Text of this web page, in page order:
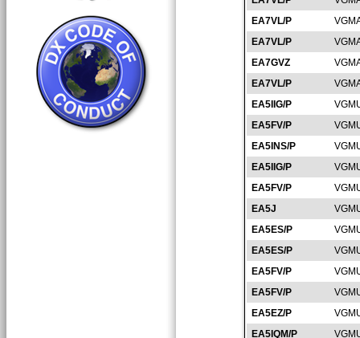
EA7VL/P
EA7VL/P
EA7GVZ
EA7VL/P
EA5IIG/P
EA5FV/P
EA5INS/P
EA5IIG/P
EA5FV/P
EA5J
EA5ES/P
EA5ES/P
EA5FV/P
EA5FV/P
EA5EZ/P
EA5IQM/P